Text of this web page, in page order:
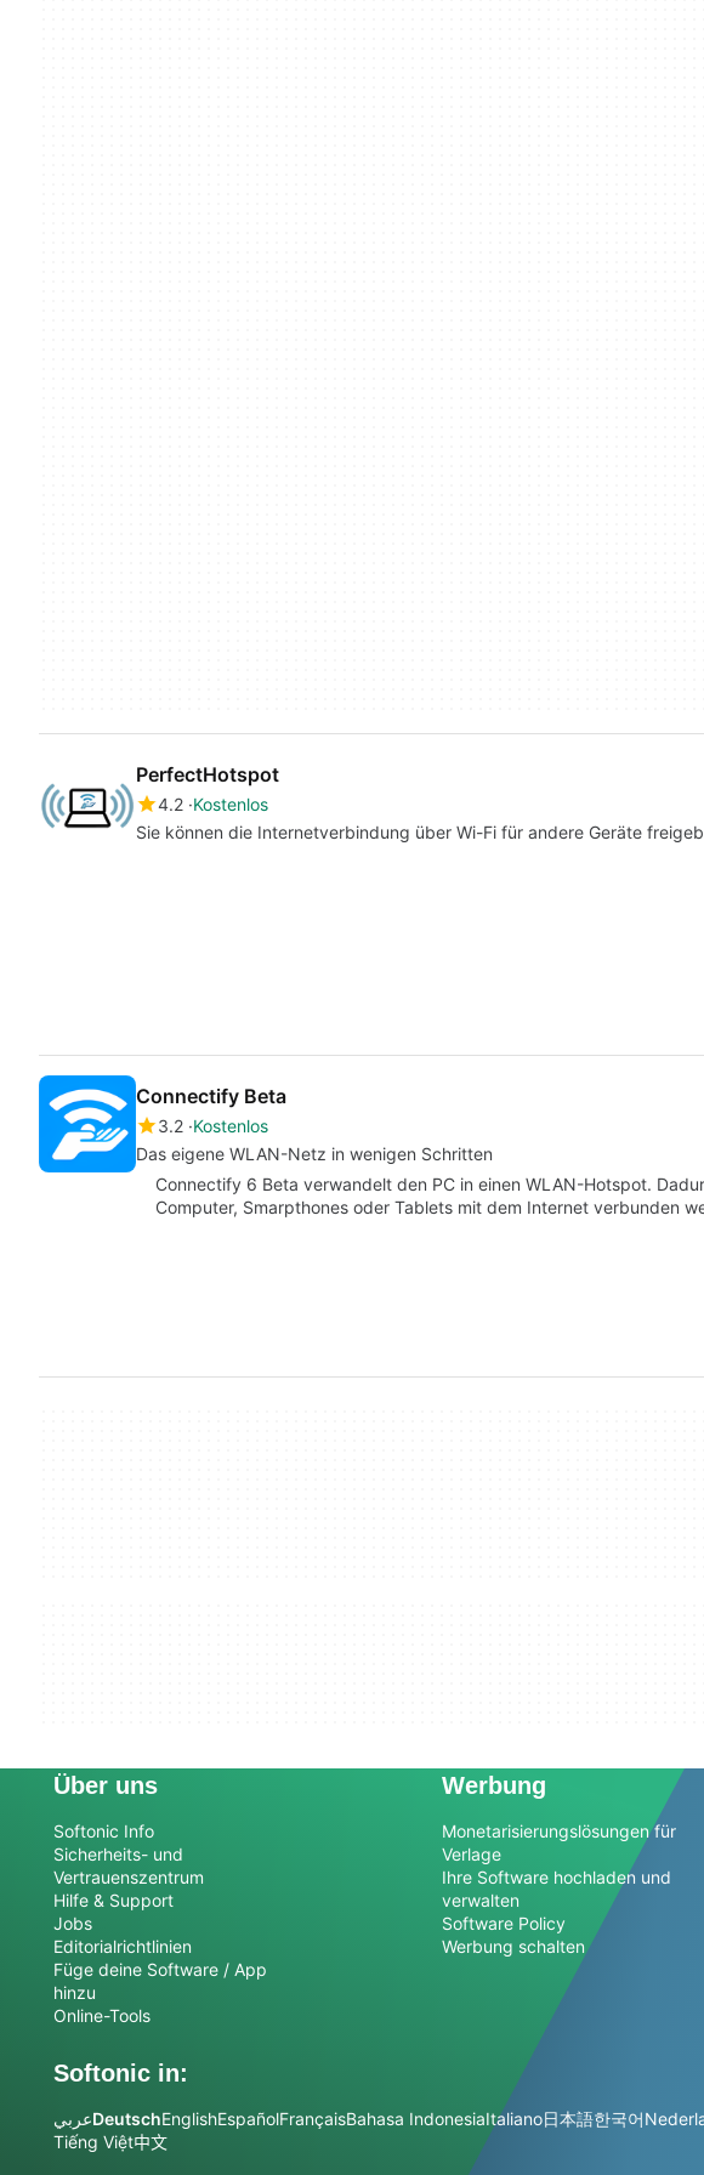
PerfectHotspot
4.2 Kostenlos
Sie können die Internetverbindung über Wi-Fi für andere Geräte
Connectify Beta
3.2 Kostenlos
Das eigene WLAN-Netz in wenigen Schritten
Connectify 6 Beta verwandelt den PC in einen WLAN-Hotspot.
Computer, Smarpthones oder Tablets mit dem Internet verbunden
Über uns
Softonic Info
Sicherheits- und
Vertrauenszentrum
Hilfe & Support
Jobs
Editorialrichtlinien
Füge deine Software / App
hinzu
Online-Tools
Werbung
Monetarisierungslösungen für
Verlage
Ihre Software hochladen und
verwalten
Software Policy
Werbung schalten
Softonic in:
عربيDeutschEnglishEspañolFrançaisBahasa IndonesiaItaliano日本語한국어
Tiếng Việt中文